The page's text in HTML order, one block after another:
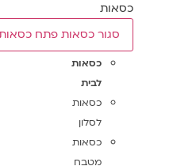
כסאות
סגור כסאות פתח כסאות
כסאות
לבית
כסאות
לסלון
כסאות
מטבח